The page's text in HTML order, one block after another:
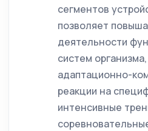
сегментов
позволяет
деятельности
систем
адаптационно-
реакции на
интенсивные